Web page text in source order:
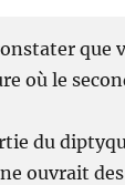
où le
du
ouvrait